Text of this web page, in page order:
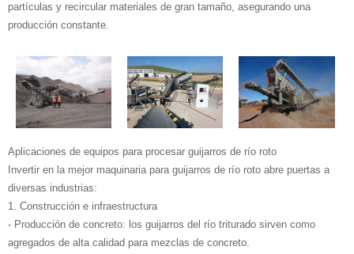
partículas y recircular materiales de gran tamaño, asegurando una
producción constante.
Aplicaciones de equipos para procesar guijarros de río roto
Invertir en la mejor maquinaria para guijarros de río roto abre puertas a
diversas industrias:
1. Construcción e infraestructura
- Producción de concreto: los guijarros del río triturado sirven como
agregados de alta calidad para mezclas de concreto.